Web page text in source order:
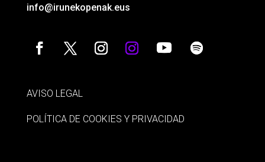
info@irunekopenak.eus
AVISO LEGAL
POLÍTICA DE COOKIES Y PRIVACIDAD